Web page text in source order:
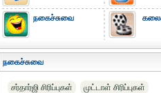
நகைச்சுவை
நகைச்சுவை
சர்தார்ஜி சிரிப்புகள்
முட்டாள் சிரிப்புகள்